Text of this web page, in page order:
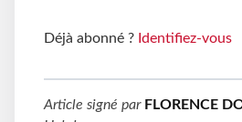
Déjà abonné ? Identifiez-vous
Article signé par FLORENCE